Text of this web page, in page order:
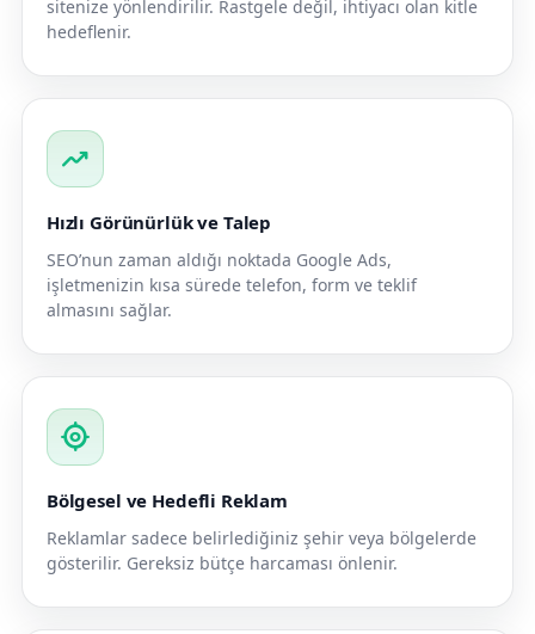
sitenize yönlendirilir. Rastgele değil, ihtiyacı olan kitle
hedeflenir.
trending_up
Hızlı Görünürlük ve Talep
SEO’nun zaman aldığı noktada Google Ads,
işletmenizin kısa sürede telefon, form ve teklif
almasını sağlar.
my_location
Bölgesel ve Hedefli Reklam
Reklamlar sadece belirlediğiniz şehir veya bölgelerde
gösterilir. Gereksiz bütçe harcaması önlenir.